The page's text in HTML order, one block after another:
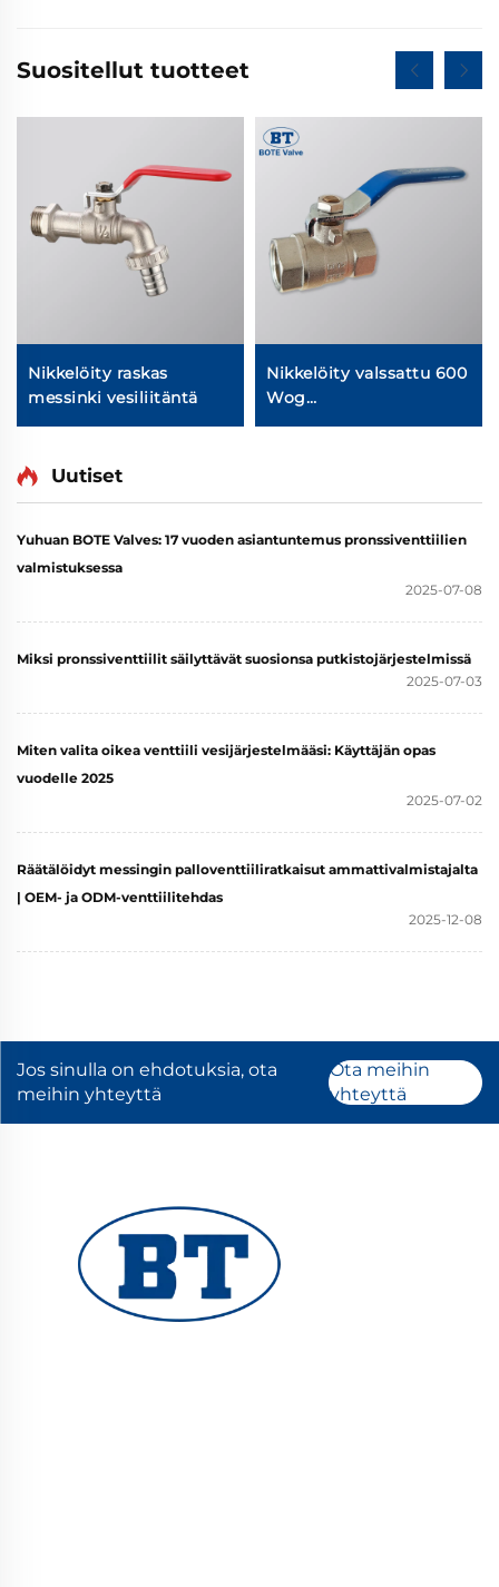
Suositellut tuotteet
Nikkelöity raskas
messinki vesiliitäntä
Nikkelöity valssattu 600
Wog
Uutiset
Yuhuan BOTE Valves: 17 vuoden asiantuntemus pronssiventtiilien
valmistuksessa
2025-07-08
Miksi pronssiventtiilit säilyttävät suosionsa putkistojärjestelmissä
2025-07-03
Miten valita oikea venttiili vesijärjestelmääsi: Käyttäjän opas
vuodelle 2025
2025-07-02
Räätälöidyt messingin palloventtiiliratkaisut ammattivalmistajalta
| OEM- ja ODM-venttiilitehdas
2025-12-08
Jos sinulla on ehdotuksia, ota
meihin yhteyttä
Ota meihin
yhteyttä